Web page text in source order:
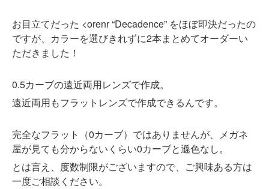
お目立てだった <orenr “Decadence” をほぼ即決だったの
ですが、カラーを選びきれずに2本まとめてオーダーい
ただきました！
0.5カーブの遠近両用レンズで作成。
遠近両用もフラットレンズで作成できるんです。
完全なフラット（0カーブ）ではありませんが、メガネ
屋が見ても分からないくらい0カーブと遜色なし。
とは言え、度数制限がございますので、ご興味ある方は
一度ご相談ください。